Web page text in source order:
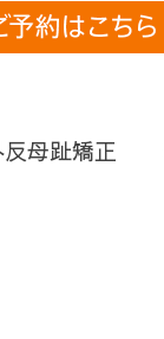
母趾矯正